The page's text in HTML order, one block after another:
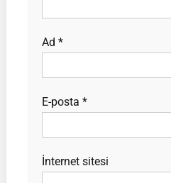
Ad *
E-posta *
İnternet sitesi